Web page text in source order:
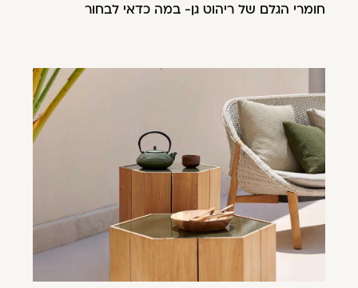
חומרי הגלם של ריהוט גן- במה כדאי לבחור